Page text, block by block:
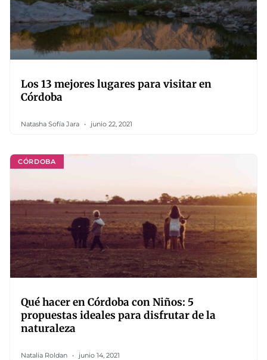
Los 13 mejores lugares para visitar en
Córdoba
Natasha Sofía Jara junio 22, 2021
CÓRDOBA
Qué hacer en Córdoba con Niños: 5
propuestas ideales para disfrutar de la
naturaleza
Natalia Roldan junio 14, 2021